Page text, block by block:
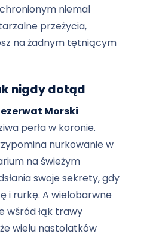
niemal
przeżycia,
na żadnym tętniącym
nigdy dotąd
Morski
perła w koronie.
nurkowanie w
na świeżym
swoje sekrety, gdy
i rurkę. A wielobarwne
wśród łąk trawy
wielu nastolatków